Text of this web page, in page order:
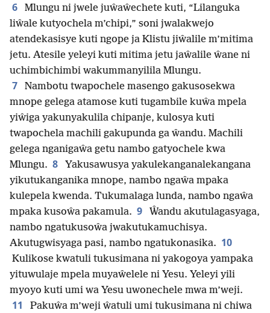
6
Mlungu ni jwele juŵaŵechete kuti, “Lilanguka
liŵale kutyochela m’chipi,” soni jwalakwejo
atendekasisye kuti ngope ja Klistu jiŵalile m’mitima
jetu. Atesile yeleyi kuti mitima jetu jaŵalile ŵane ni
uchimbichimbi wakummanyilila Mlungu.
7
Nambotu twapochele masengo gakusosekwa
mnope gelega atamose kuti tugambile kuŵa mpela
yiŵiga yakunyakulila chipanje, kulosya kuti
twapochela machili gakupunda ga ŵandu. Machili
gelega nganigaŵa getu nambo gatyochele kwa
Mlungu. 8
Yakusawusya yakulekanganalekangana
yikutukanganika mnope, nambo ngaŵa mpaka
kulepela kwenda. Tukumalaga lunda, nambo ngaŵa
mpaka kusoŵa pakamula. 9
Ŵandu akutulagasyaga,
nambo ngatukusoŵa jwakutukamuchisya.
Akutugwisyaga pasi, nambo ngatukonasika. 10
Kulikose kwatuli tukusimana ni yakogoya yampaka
yituwulaje mpela muyaŵelele ni Yesu. Yeleyi yili
myoyo kuti umi wa Yesu uwonechele mwa m’weji.
11
Pakuŵa m’weji ŵatuli umi tukusimana ni chiwa